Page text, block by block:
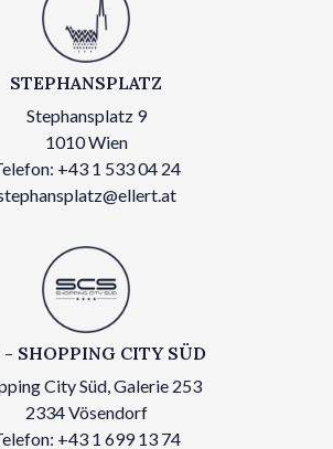
STEPHANSPLATZ
Stephansplatz 9
1010 Wien
+43 1 533 04 24
- SHOPPING CITY SÜD
City Süd, Galerie 253
2334 Vösendorf
+43 1 699 13 74